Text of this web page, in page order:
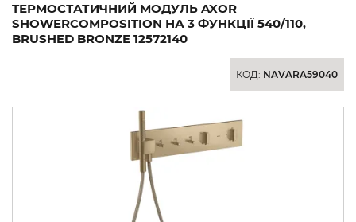
TЕРМОСТАТИЧНИЙ МОДУЛЬ AXOR
SHOWERCOMPOSITION НА 3 ФУНКЦІЇ 540/110,
BRUSHED BRONZE 12572140
КОД: NAVARA59040